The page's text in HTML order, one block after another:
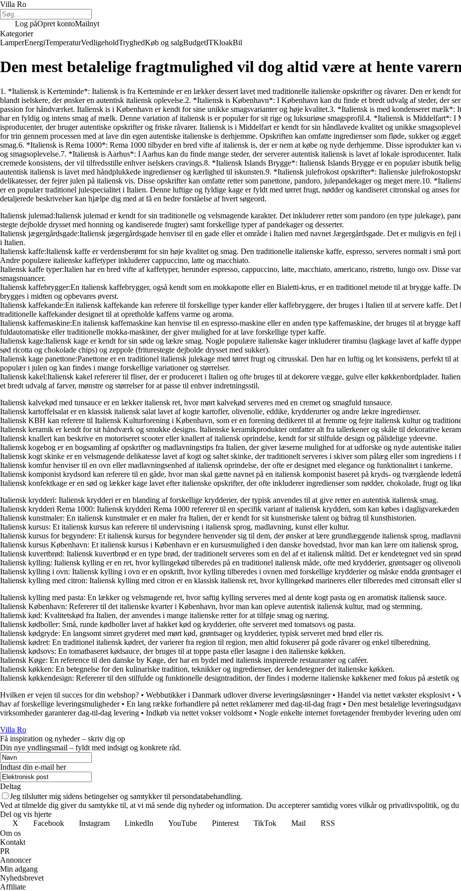
Villa Ro
Log påOpret kontoMailnyt
Kategorier
LamperEnergiTemperaturVedligeholdTryghedKøb og salgBudgetITKloakBil
Den mest betalelige fragtmulighed vil dog altid være at hente
1. *Italiensk is Kerteminde*: Italiensk is fra Kerteminde er en lækker dessert lavet med traditionelle italienske opskrifter og råvarer. Den er kendt
blandt iselskere, der ønsker en autentisk italiensk oplevelse.2. *Italiensk is København*: I København kan du finde et bredt udvalg af steder, der
passion for håndværket. Italiensk is i København er kendt for sine unikke smagsvarianter og høje kvalitet.3. *Italiensk is med kondenseret mælk*:
har en fyldig og intens smag af mælk. Denne variation af italiensk is er populær for sit rige og luksuriøse smagsprofil.4. *Italiensk is Middelfart*:
isproducenter, der bruger autentiske opskrifter og friske råvarer. Italiensk is i Middelfart er kendt for sin håndlavede kvalitet og unikke
for trin gennem processen med at lave din egen autentiske italienske is derhjemme. Opskriften kan omfatte ingredienser som fløde, sukker og
smag.6. *Italiensk is Rema 1000*: Rema 1000 tilbyder en bred vifte af italiensk is, der er nem at købe og nyde derhjemme. Disse isprodukter kan
og smagsoplevelse.7. *Italiensk is Aarhus*: I Aarhus kan du finde mange steder, der serverer autentisk italiensk is lavet af lokale isproducenter.
cremede konsistens, der vil tilfredsstille enhver iselskers cravings.8. *Italiensk Islands Brygge*: Italiensk Islands Brygge er en populær isbutik
autentisk italiensk is lavet med håndplukkede ingredienser og kærlighed til iskunsten.9. *Italiensk julefrokost opskrifter*: Italienske
delikatesser, der fejrer julen på italiensk vis. Disse opskrifter kan omfatte retter som panettone, pandoro, julepandekager og meget mere.10.
er en populær traditionel julespecialitet i Italien. Denne luftige og fyldige kage er fyldt med tørret frugt, nødder og kandiseret citronskal og anses
detaljerede beskrivelser kan hjælpe dig med at få en bedre forståelse af hvert søgeord.
Italiensk julemad:Italiensk julemad er kendt for sin traditionelle og velsmagende karakter. Det inkluderer retter som pandoro (en type julekage),
stegte dejbolde drysset med honning og kandiserede frugter) samt forskellige typer af pandekager og desserter.
Italiensk jægergårdsgade:Italiensk jægergårdsgade henviser til en gade eller et område i Italien med navnet Jægergårdsgade. Det er muligvis en
i Italien.
Italiensk kaffe:Italiensk kaffe er verdensberømt for sin høje kvalitet og smag. Den traditionelle italienske kaffe, espresso, serveres normalt i små
Andre populære italienske kaffetyper inkluderer cappuccino, latte og macchiato.
Italiensk kaffe typer:Italien har en bred vifte af kaffetyper, herunder espresso, cappuccino, latte, macchiato, americano, ristretto, lungo osv. Disse
smagsnuancer.
Italiensk kaffebrygger:En italiensk kaffebrygger, også kendt som en mokkapotte eller en Bialetti-krus, er en traditionel metode til at brygge kaffe.
brygges i midten og opbevares øverst.
Italiensk kaffekande:En italiensk kaffekande kan referere til forskellige typer kander eller kaffebryggere, der bruges i Italien til at servere kaffe. Det
traditionelle kaffekander designet til at opretholde kaffens varme og aroma.
Italiensk kaffemaskine:En italiensk kaffemaskine kan henvise til en espresso-maskine eller en anden type kaffemaskine, der bruges til at brygge
fuldautomatiske eller traditionelle mokka-maskiner, der giver mulighed for at lave forskellige typer kaffe.
Italiensk kage:Italiensk kage er kendt for sin søde og lækre smag. Nogle populære italienske kager inkluderer tiramisu (lagkage lavet af kaffe
sød ricotta og chokolade chips) og zeppole (friturestegte dejbolde drysset med sukker).
Italiensk kage panettone:Panettone er en traditionel italiensk julekage med tørret frugt og citrusskal. Den har en luftig og let konsistens, perfekt til
populær i julen og kan findes i mange forskellige variationer og størrelser.
Italiensk kakel:Italiensk kakel refererer til fliser, der er produceret i Italien og ofte bruges til at dekorere vægge, gulve eller køkkenbordplader.
et bredt udvalg af farver, mønstre og størrelser for at passe til enhver indretningsstil.
Italiensk kalvekød med tunsauce er en lækker italiensk ret, hvor mørt kalvekød serveres med en cremet og smagfuld tunsauce.
Italiensk kartoffelsalat er en klassisk italiensk salat lavet af kogte kartofler, olivenolie, eddike, krydderurter og andre lækre ingredienser.
Italiensk KBH kan referere til Italiensk Kulturforening i København, som er en forening dedikeret til at fremme og fejre italiensk kultur og
Italiensk keramik er kendt for sit håndværk og smukke designs. Italienske keramikprodukter omfatter alt fra tallerkener og skåle til dekorative
Italiensk knallert kan beskrive en motoriseret scooter eller knallert af italiensk oprindelse, kendt for sit stilfulde design og pålidelige ydeevne.
Italiensk kogebog er en bogsamling af opskrifter og madlavningstips fra Italien, der giver læserne mulighed for at udforske og nyde autentiske
Italiensk kogt skinke er en velsmagende delikatesse lavet af kogt og saltet skinke, der traditionelt serveres i skiver som pålæg eller som ingrediens i
Italiensk komfur henviser til en ovn eller madlavningsenhed af italiensk oprindelse, der ofte er designet med elegance og funktionalitet i tankerne.
Italiensk komponist krydsord kan referere til en gåde, hvor man skal gætte navnet på en italiensk komponist baseret på kryds- og tværgående
Italiensk konfektkage er en sød og lækker kage lavet efter italienske opskrifter, der ofte inkluderer ingredienser som nødder, chokolade, frugt og
Italiensk krydderi: Italiensk krydderi er en blanding af forskellige krydderier, der typisk anvendes til at give retter en autentisk italiensk smag.
Italiensk krydderi Rema 1000: Italiensk krydderi Rema 1000 refererer til en specifik variant af italiensk krydderi, som kan købes i dagligvarekæden
Italiensk kunstmaler: En italiensk kunstmaler er en maler fra Italien, der er kendt for sit kunstneriske talent og bidrag til kunsthistorien.
Italiensk kursus: Et italiensk kursus kan referere til undervisning i italiensk sprog, madlavning, kunst eller kultur.
Italiensk kursus for begyndere: Et italiensk kursus for begyndere henvender sig til dem, der ønsker at lære grundlæggende italiensk sprog,
Italiensk kursus København: Et italiensk kursus i København er en kursusmulighed i den danske hovedstad, hvor man kan lære om italiensk
Italiensk kuvertbrød: Italiensk kuvertbrød er en type brød, der traditionelt serveres som en del af et italiensk måltid. Det er kendetegnet ved sin
Italiensk kylling: Italiensk kylling er en ret, hvor kyllingekød tilberedes på en traditionel italiensk måde, ofte med krydderier, grøntsager og
Italiensk kylling i ovn: Italiensk kylling i ovn er en opskrift, hvor kylling tilberedes i ovnen med forskellige krydderier og måske endda grøntsager
Italiensk kylling med citron: Italiensk kylling med citron er en klassisk italiensk ret, hvor kyllingekød marineres eller tilberedes med citronsaft eller
Italiensk kylling med pasta: En lækker og velsmagende ret, hvor saftig kylling serveres med al dente kogt pasta og en aromatisk italiensk sauce.
Italiensk København: Refererer til det italienske kvarter i København, hvor man kan opleve autentisk italiensk kultur, mad og stemning.
Italiensk kød: Kvalitetskød fra Italien, der anvendes i mange italienske retter for at tilføje smag og næring.
Italiensk kødboller: Små, runde kødboller lavet af hakket kød og krydderier, ofte serveret med tomatsovs og pasta.
Italiensk kødgryde: En langsomt simret gryderet med mørt kød, grøntsager og krydderier, typisk serveret med brød eller ris.
Italiensk kødret: En traditionel italiensk kødret, der varierer fra region til region, men altid fokuserer på gode råvarer og enkel tilberedning.
Italiensk kødsovs: En tomatbaseret kødsauce, der bruges til at toppe pasta eller lasagne i den italienske køkken.
Italiensk Køge: En reference til den danske by Køge, der har en bydel med italiensk inspirerede restauranter og caféer.
Italiensk køkken: En betegnelse for den kulinariske tradition, teknikker og ingredienser, der kendetegner det italienske køkken.
Italiensk køkkendesign: Refererer til den stilfulde og funktionelle designtradition, der findes i moderne italienske køkkener med fokus på æstetik
Hvilken er vejen til succes for din webshop? • Webbutikker i Danmark udlover diverse leveringsløsninger• Handel via nettet vækster eksplosivt •
hav af forskellige leveringsmuligheder• En lang række forhandlere på nettet reklamerer med dag-til-dag fragt • Den mest betalelige
virksomheder garanterer dag-til-dag levering • Indkøb via nettet vokser voldsomt • Nogle enkelte internet foretagender frembyder levering uden
Villa Ro
Få inspiration og nyheder – skriv dig op
Din nye yndlingsmail – fyldt med indsigt og konkrete råd.
Indtast din e-mail her
Deltag
Jeg tilslutter mig sidens betingelser og samtykker til persondatabehandling.
Ved at tilmelde dig giver du samtykke til, at vi må sende dig nyheder og information. Du accepterer samtidig vores vilkår og privatlivspolitik, og
Del og vis hjerte
X
Facebook Instagram LinkedIn YouTube Pinterest TikTok Mail
RSS
Om os
Kontakt
PR
Annoncer
Min adgang
Nyhedsbrevet
Affiliate